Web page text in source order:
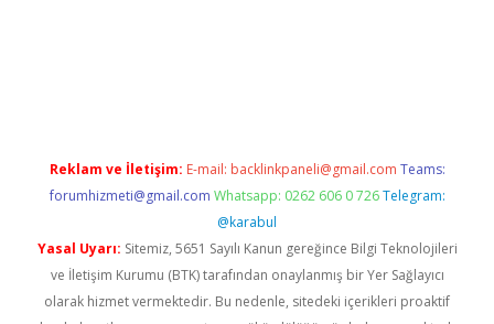
Reklam ve İletişim: E-mail: backlinkpaneli@gmail.com Teams:
forumhizmeti@gmail.com Whatsapp: 0262 606 0 726 Telegram:
@karabul
Yasal Uyarı: Sitemiz, 5651 Sayılı Kanun gereğince Bilgi Teknolojileri
ve İletişim Kurumu (BTK) tarafından onaylanmış bir Yer Sağlayıcı
olarak hizmet vermektedir. Bu nedenle, sitedeki içerikleri proaktif